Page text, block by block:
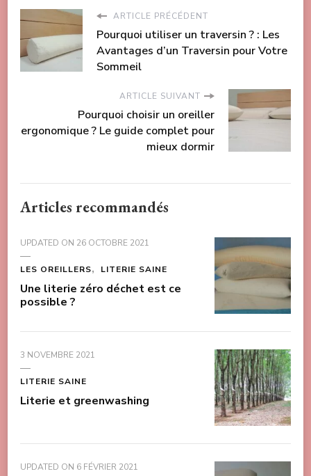
ARTICLE PRÉCÉDENT
Pourquoi utiliser un traversin ? : Les
Avantages d’un Traversin pour Votre
Sommeil
ARTICLE SUIVANT
Pourquoi choisir un oreiller
ergonomique ? Le guide complet pour
mieux dormir
Articles recommandés
UPDATED ON 26 OCTOBRE 2021
LES OREILLERS LITERIE SAINE
Une literie zéro déchet est ce
possible ?
3 NOVEMBRE 2021
LITERIE SAINE
Literie et greenwashing
UPDATED ON 6 FÉVRIER 2021